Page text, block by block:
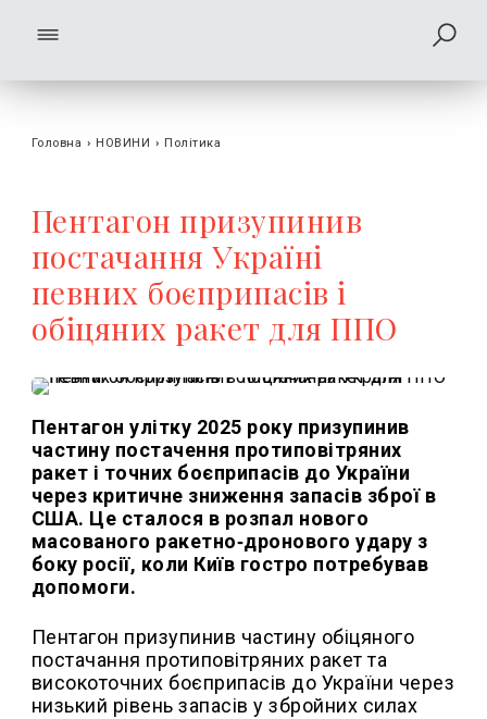
Головна › НОВИНИ › Політика
Пентагон призупинив
постачання Україні
певних боєприпасів і
обіцяних ракет для ППО
Пентагон улітку 2025 року призупинив
частину постачення протиповітряних
ракет і точних боєприпасів до України
через критичне зниження запасів зброї в
США. Це сталося в розпал нового
масованого ракетно‑дронового удару з
боку росії, коли Київ гостро потребував
допомоги.
Пентагон призупинив частину обіцяного
постачання протиповітряних ракет та
високоточних боєприпасів до України через
низький рівень запасів у збройних силах